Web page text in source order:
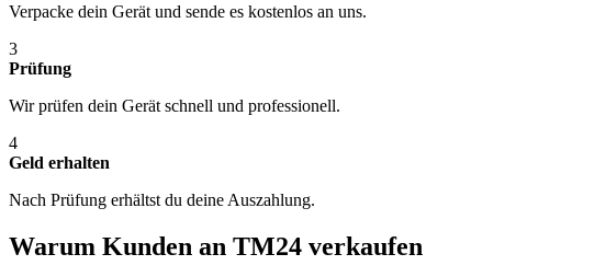
Verpacke dein Gerät und sende es kostenlos an uns.
3
Prüfung
Wir prüfen dein Gerät schnell und professionell.
4
Geld erhalten
Nach Prüfung erhältst du deine Auszahlung.
Warum Kunden an TM24 verkaufen